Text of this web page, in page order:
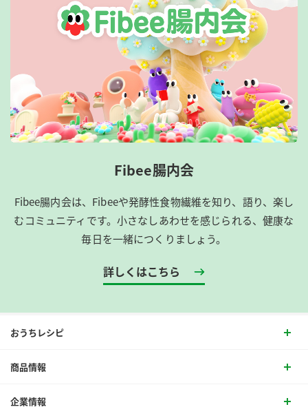
Fibee腸内会
Fibee腸内会は、​Fibeeや発酵性食物繊維を知り、語り、楽し
むコミュニティです。​小さなしあわせを感じられる、健康な
毎日を一緒につくりましょう。
詳しくはこちら
おうちレシピ
商品情報
企業情報